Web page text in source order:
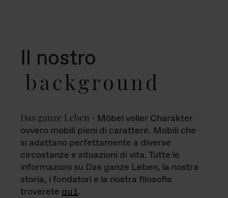
Il nostro
background
Das ganze Leben - Möbel voller Charakter
ovvero mobili pieni di carattere. Mobili che
si adattano perfettamente a diverse
circostanze e situazioni di vita. Tutte le
informazioni su Das ganze Leben, la nostra
storia, i fondatori e la nostra filosofia
troverete qui.